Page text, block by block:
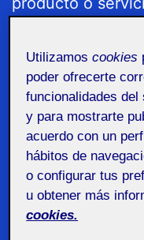
Considerando
ha navegado la
ejemplos que
demostrar
usabilidad.
10 Principios
Utilizamoscookies
poder ofrecerte
funcionalidades
y para mostrarte
acuerdo con un
hábitos de
o configurar tus
u obtener más
cookies.